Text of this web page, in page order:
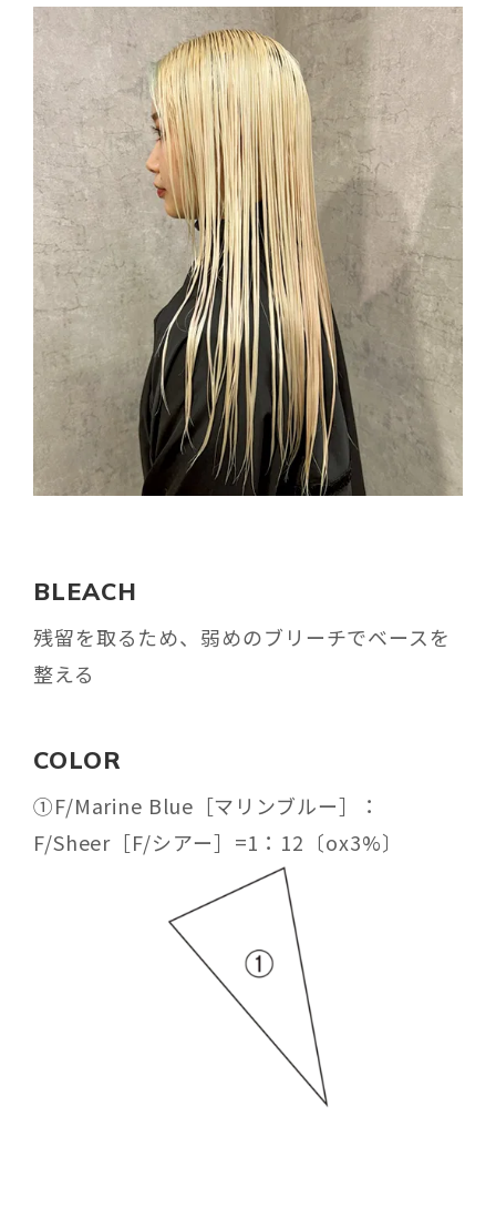
BLEACH
残留を取るため、弱めのブリーチでベースを
整える
COLOR
①F/Marine Blue［マリンブルー］：
F/Sheer［F/シアー］=1：12〔ox3%〕